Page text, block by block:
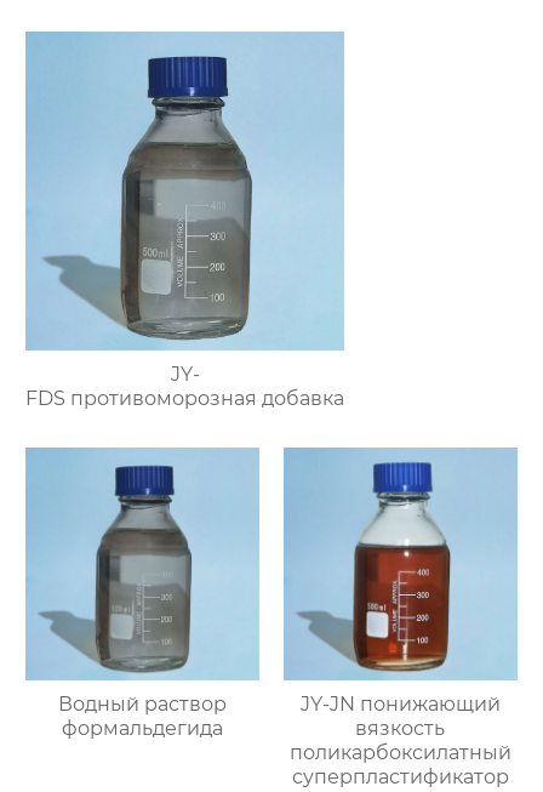
JY-
FDS противоморозная добавка
Водный раствор
формальдегида
JY-JN понижающий
вязкость
поликарбоксилатный
суперпластификатор